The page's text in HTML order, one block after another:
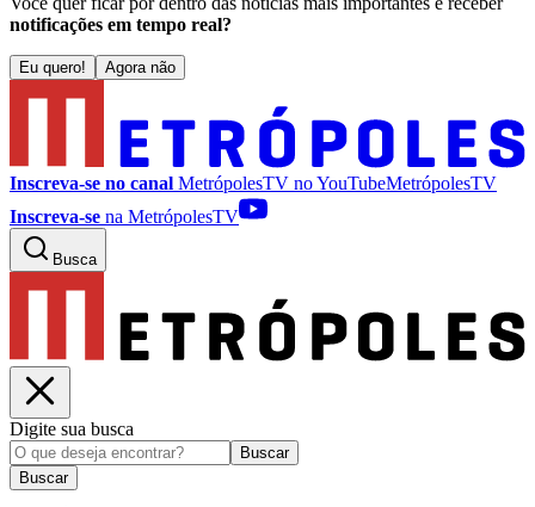
notificações em tempo real?
Eu quero! Agora não
Inscreva-se no canal MetrópolesTV noYouTubeMetrópolesTV
Inscreva-se na MetrópolesTV
Busca
Digite sua busca
Buscar
Buscar